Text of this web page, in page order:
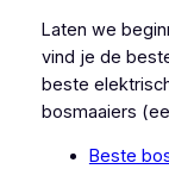
Laten we
vind je de
beste
bosmaaiers
Beste